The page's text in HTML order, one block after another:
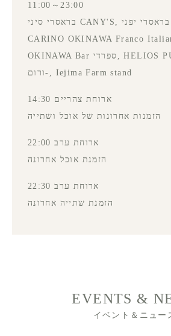
11:00～23:00
בראסרי סיני CANY'S, בראסרי יפני CANY'S,
CARINO OKINAWA Franco
OKINAWA Bar ספרדי, HELIOS PUB - בירות בוטיק
ורום-, Iejima Farm stand
ארוחת צהריים 14:30
הזמנות אחרונות של אוכל ושתייה
ארוחת ערב 22:00
הזמנת אוכל אחרונה
ארוחת ערב 22:30
הזמנת שתייה אחרונה
EVENTS &
イベント＆ニュー